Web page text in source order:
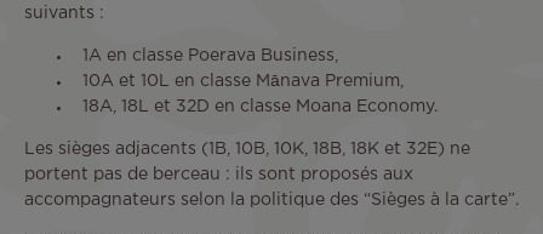
suivants :
1A en classe Poerava Business,
10A et 10L en classe Mānava Premium,
18A, 18L et 32D en classe Moana Economy.
Les sièges adjacents (1B, 10B, 10K, 18B, 18K et 32E) ne
portent pas de berceau : ils sont proposés aux
accompagnateurs selon la politique des “Sièges à la carte”.